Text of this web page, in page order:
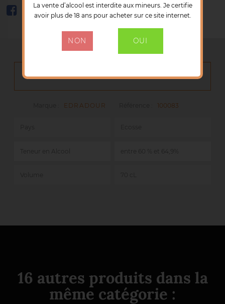
DÉTAILS DU PRODUIT
EDRADOUR 100083
16 autres produits dans la
même catégorie :
La vente d’alcool est interdite aux mineurs. Je certifie
avoir plus de 18 ans pour acheter sur ce site internet.
NON OUI